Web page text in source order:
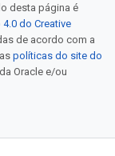
desta página é
do Creative
de acordo com a
políticas do site do
Oracle e/ou